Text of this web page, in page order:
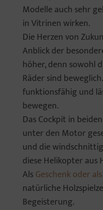
Modelle auch sehr
in Vitrinen wirken.
Die Herzen von
Anblick der
höher, denn sowohl
Räder sind
funktionsfähig und
bewegen.
Das Cockpit in
unter den Motor
und die
diese Helikopter aus
AlsGeschenk oder
natürliche
Begeisterung.